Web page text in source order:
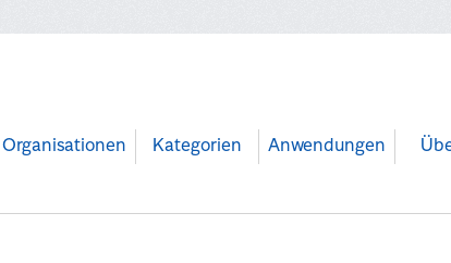
Organisationen Kategorien Anwendungen